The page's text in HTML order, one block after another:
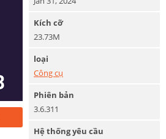
Kích cỡ
23.73M
loại
Công cụ
Phiên bản
3.6.311
Hệ thống yêu cầu